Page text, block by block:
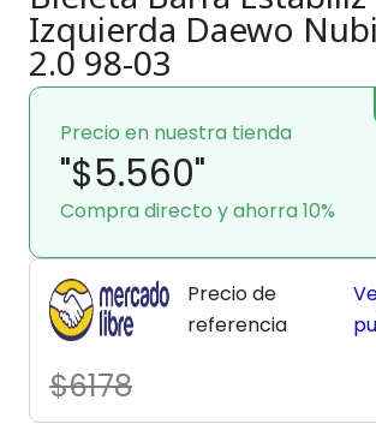
Izquierda Daewo
2.0 98-03
Precio en nuestra tienda
"$5.560"
Compra directo y ahorra 10%
Precio de
referencia
$6178